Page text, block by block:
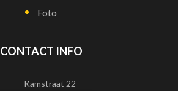
Foto
CONTACT INFO
Kamstraat 22